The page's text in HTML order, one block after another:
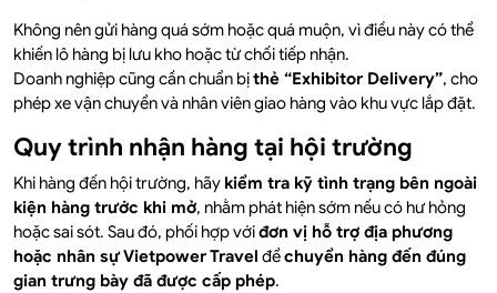
Không nên gửi hàng quá sớm hoặc quá muộn, vì điều này có thể
khiến lô hàng bị lưu kho hoặc từ chối tiếp nhận.
Doanh nghiệp cũng cần chuẩn bịthẻ “Exhibitor Delivery”, cho
phép xe vận chuyển và nhân viên giao hàng vào khu vực lắp đặt.
Quy trình nhận hàng tại hội trường
Khi hàng đến hội trường, hãy kiểm tra kỹ tình trạng bên ngoài
kiện hàng trước khi mở, nhằm phát hiện sớm nếu có hư hỏng
hoặc sai sót. Sau đó, phối hợp vớiđơn vị hỗ trợ địa phương
hoặc nhân sự Vietpower Travel đểchuyển hàng đến đúng
gian trưng bày đã được cấp phép.